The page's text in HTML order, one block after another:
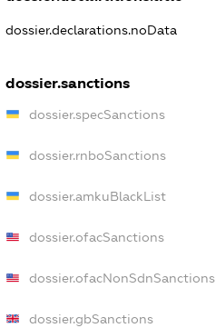
dossier.declarations.noData
dossier.sanctions
dossier.specSanctions
dossier.rnboSanctions
dossier.amkuBlackList
dossier.ofacSanctions
dossier.ofacNonSdnSanctions
dossier.gbSanctions